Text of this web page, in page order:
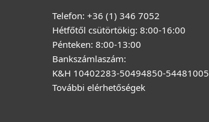
Telefon: +36 (1) 346 7052
Hétfőtől csütörtökig: 8:00-16:00
Pénteken: 8:00-13:00
Bankszámlaszám:
K&H 10402283-50494850-54481005
További elérhetőségek